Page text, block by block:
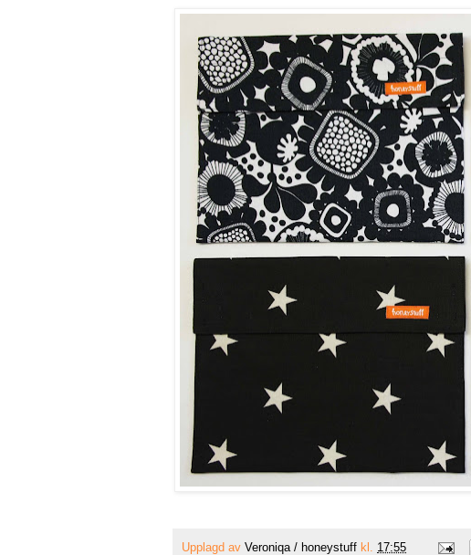
Upplagd av Veroniqa / honeystuff kl. 17:55